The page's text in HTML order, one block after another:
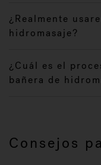
¿Realmente
hidromasaje?
¿Cuál es el
bañera de
Consejos